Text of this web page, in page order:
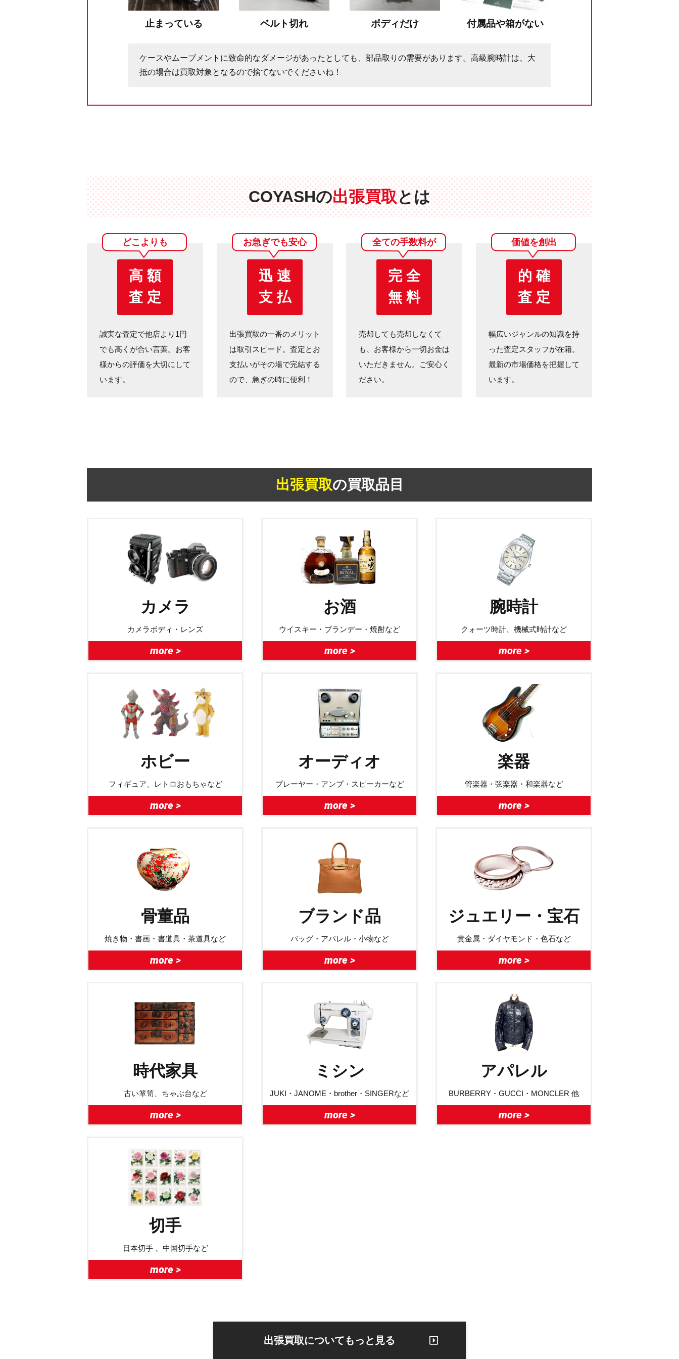
止まっている ベルト切れ ボディだけ 付属品や箱がない
ケースやムーブメントに致命的なダメージがあったとしても、部品取りの需要があります。高級腕時計は、大
抵の場合は買取対象となるので捨てないでくださいね！
COYASHの出張買取とは
どこよりも
高 額
査 定
誠実な査定で他店より1円
でも高くが合い言葉。お客
様からの評価を大切にして
います。
お急ぎでも安心
迅 速
支 払
出張買取の一番のメリット
は取引スピード。査定とお
支払いがその場で完結する
ので、急ぎの時に便利！
全ての手数料が
完 全
無 料
売却しても売却しなくて
も、お客様から一切お金は
いただきません。ご安心く
ださい。
価値を創出
的 確
査 定
幅広いジャンルの知識を持
った査定スタッフが在籍。
最新の市場価格を把握して
います。
出張買取の買取品目
カメラ
カメラボディ・レンズ
more >
お酒
ウイスキー・ブランデー・焼酎など
more >
腕時計
クォーツ時計、機械式時計など
more >
ホビー
フィギュア、レトロおもちゃなど
more >
オーディオ
プレーヤー・アンプ・スピーカーなど
more >
楽器
管楽器・弦楽器・和楽器など
more >
骨董品
焼き物・書画・書道具・茶道具など
more >
ブランド品
バッグ・アパレル・小物など
more >
ジュエリー・宝石
貴金属・ダイヤモンド・色石など
more >
時代家具
古い箪笥、ちゃぶ台など
more >
ミシン
JUKI・JANOME・brother・SINGERなど
more >
アパレル
BURBERRY・GUCCI・MONCLER 他
more >
切手
日本切手 、中国切手など
more >
出張買取についてもっと見る